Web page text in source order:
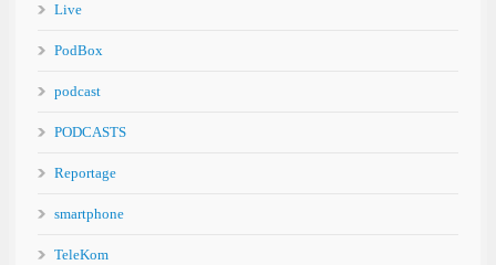
Live
PodBox
podcast
PODCASTS
Reportage
smartphone
TeleKom